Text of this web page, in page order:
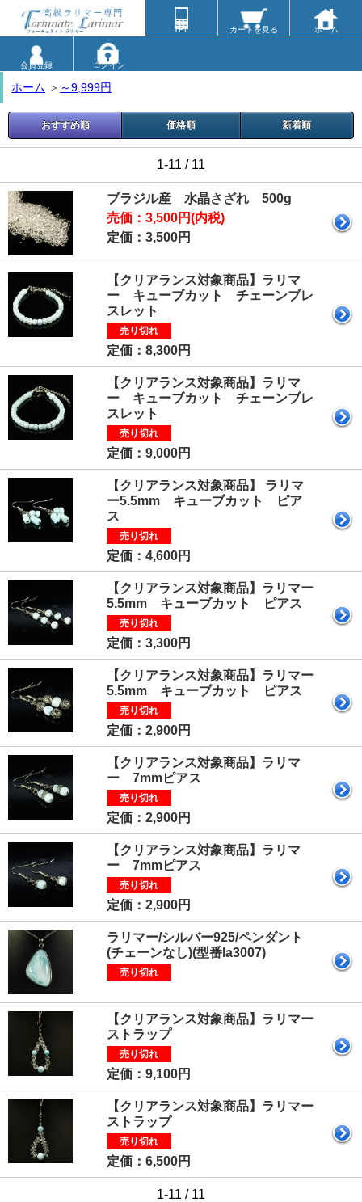
TEL カートを見る ホーム
会員登録 ログイン
ホーム ＞ ～9,999円
おすすめ順 価格順 新着順
1-11 / 11
ブラジル産 水晶さざれ 500g
売価：3,500円(内税)
定価：3,500円
【クリアランス対象商品】ラリマ
ー キューブカット チェーンブレ
スレット
売り切れ
定価：8,300円
【クリアランス対象商品】ラリマ
ー キューブカット チェーンブレ
スレット
売り切れ
定価：9,000円
【クリアランス対象商品】 ラリマ
ー5.5mm キューブカット ピア
ス
売り切れ
定価：4,600円
【クリアランス対象商品】ラリマー
5.5mm キューブカット ピアス
売り切れ
定価：3,300円
【クリアランス対象商品】ラリマー
5.5mm キューブカット ピアス
売り切れ
定価：2,900円
【クリアランス対象商品】ラリマ
ー 7mmピアス
売り切れ
定価：2,900円
【クリアランス対象商品】ラリマ
ー 7mmピアス
売り切れ
定価：2,900円
ラリマー/シルバー925/ペンダント
(チェーンなし)(型番la3007)
売り切れ
【クリアランス対象商品】ラリマー
ストラップ
売り切れ
定価：9,100円
【クリアランス対象商品】ラリマー
ストラップ
売り切れ
定価：6,500円
1-11 / 11